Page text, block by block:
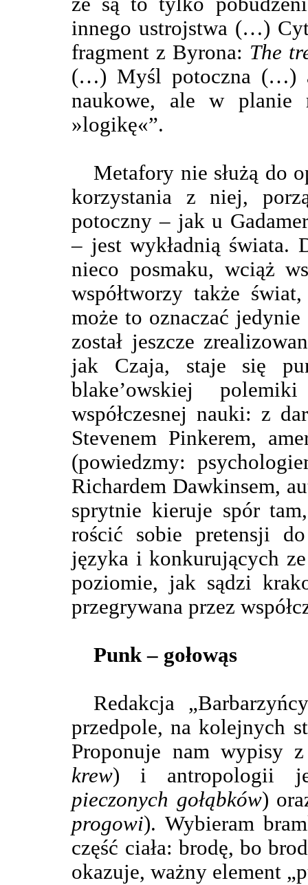
innego ustrojstwa (…)
fragment z Byrona: The
(…) Myśl potoczna (…)
naukowe, ale w planie
»logikę«”.
Metafory nie służą do
korzystania z niej,
potoczny – jak u
– jest wykładnią świata.
nieco posmaku, wciąż
współtworzy także
może to oznaczać
został jeszcze
jak Czaja, staje się
blake’owskiej
współczesnej nauki: z
Stevenem Pinkerem,
(powiedzmy:
Richardem Dawkinsem,
sprytnie kieruje spór
rościć sobie pretensji
języka i konkurujących
poziomie, jak sądzi
przegrywana przez
Punk – gołowąs
Redakcja
przedpole, na kolejnych
Proponuje nam wypisy
krew) i antropologii
pieczonych gołąbków)
progowi). Wybieram
część ciała: brodę, bo
okazuje, ważny element